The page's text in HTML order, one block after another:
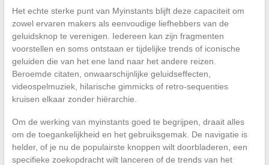
Het echte sterke punt van Myinstants blijft deze capaciteit om
zowel ervaren makers als eenvoudige liefhebbers van de
geluidsknop te verenigen. Iedereen kan zijn fragmenten
voorstellen en soms ontstaan er tijdelijke trends of iconische
geluiden die van het ene land naar het andere reizen.
Beroemde citaten, onwaarschijnlijke geluidseffecten,
videospelmuziek, hilarische gimmicks of retro-sequenties
kruisen elkaar zonder hiërarchie.
Om de werking van myinstants goed te begrijpen, draait alles
om de toegankelijkheid en het gebruiksgemak. De navigatie is
helder, of je nu de populairste knoppen wilt doorbladeren, een
specifieke zoekopdracht wilt lanceren of de trends van het